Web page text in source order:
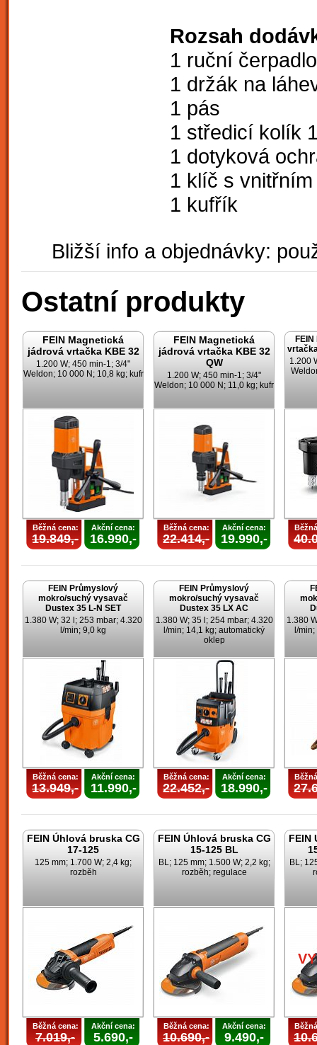
Rozsah
1 ruční čerpadlo
1 držák na
1 pás
1 středicí kolík
1 dotyková
1 klíč s
1 kufřík
Bližší info a objednávky:
Ostatní produkty
FEIN Magnetická
jádrová vrtačka KBE 32
1.200 W; 450 min-1; 3/4"
Weldon; 10 000 N; 10,8 kg; kufr
Běžná cena:
19.849,-
Akční cena:
16.990,-
FEIN Magnetická
jádrová vrtačka KBE 32
QW
1.200 W; 450 min-1; 3/4"
Weldon; 10 000 N; 11,0 kg; kufr
Běžná cena:
22.414,-
Akční cena:
19.990,-
1.200
FEIN Průmyslový
mokro/suchý vysavač
Dustex 35 L-N SET
1.380 W; 32 l; 253 mbar; 4.320
l/min; 9,0 kg
Běžná cena:
13.949,-
Akční cena:
11.990,-
FEIN Průmyslový
mokro/suchý vysavač
Dustex 35 LX AC
1.380 W; 35 l; 254 mbar; 4.320
l/min; 14,1 kg; automatický
oklep
Běžná cena:
22.452,-
Akční cena:
18.990,-
1.380
l/
FEIN Úhlová bruska CG
17-125
125 mm; 1.700 W; 2,4 kg;
rozběh
Běžná cena:
7.019,-
Akční cena:
5.690,-
FEIN Úhlová bruska CG
15-125 BL
BL; 125 mm; 1.500 W; 2,2 kg;
rozběh; regulace
Běžná cena:
10.690,-
Akční cena:
9.490,-
FEIN
BL;